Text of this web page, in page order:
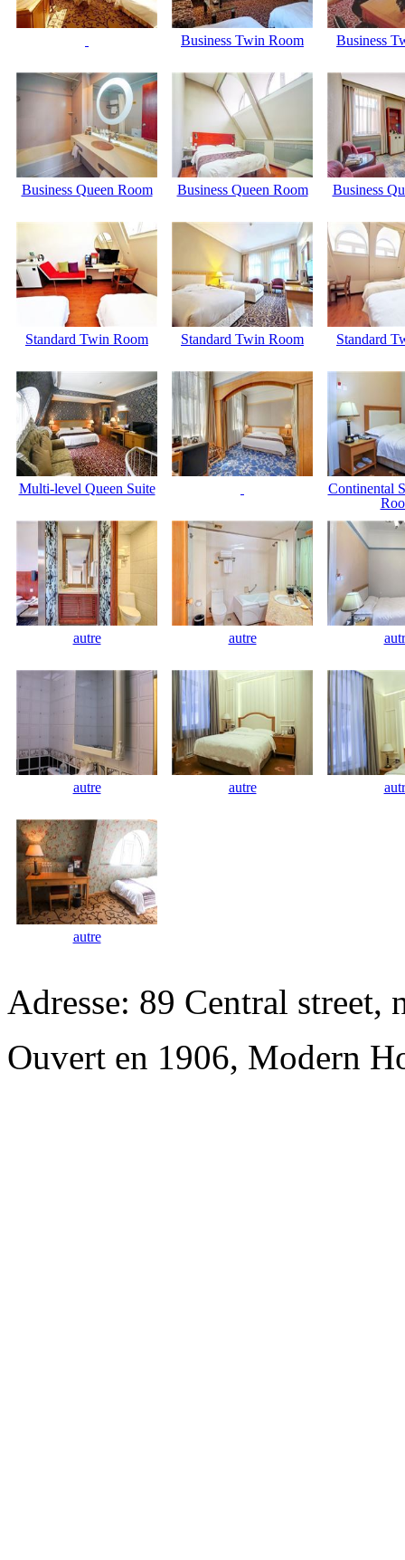
Business Twin Room Business
Business Queen Room Business Queen Room Business
Standard Twin Room Standard Twin Room Standard
Multi-level Queen Suite
Continental
autre autre
autre autre
autre
Adresse: 89 Central street,
Ouvert en 1906, Modern